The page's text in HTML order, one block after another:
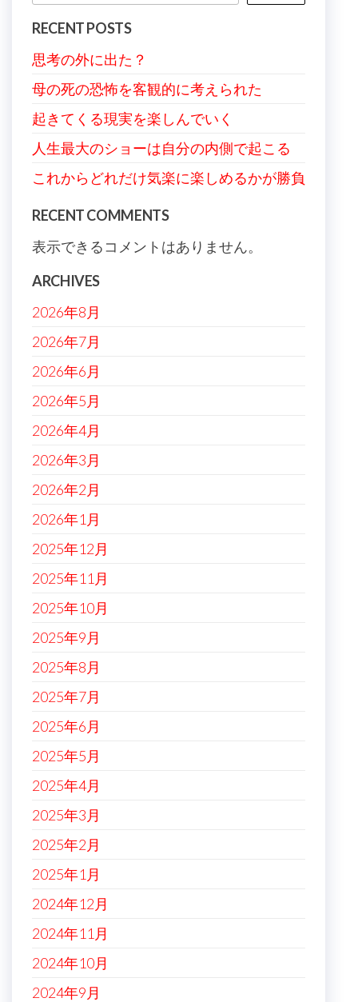
ジ
送
り
RECENT POSTS
思考の外に出た？
母の死の恐怖を客観的に考えられた
起きてくる現実を楽しんでいく
人生最大のショーは自分の内側で起こる
これからどれだけ気楽に楽しめるかが勝負
RECENT COMMENTS
表示できるコメントはありません。
ARCHIVES
2026年8月
2026年7月
2026年6月
2026年5月
2026年4月
2026年3月
2026年2月
2026年1月
2025年12月
2025年11月
2025年10月
2025年9月
2025年8月
2025年7月
2025年6月
2025年5月
2025年4月
2025年3月
2025年2月
2025年1月
2024年12月
2024年11月
2024年10月
2024年9月